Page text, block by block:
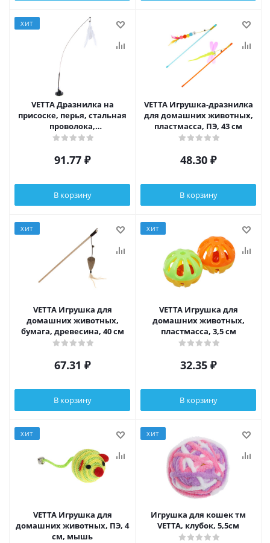
ХИТ
VETTA Дразнилка на
присоске, перья, стальная
проволока,
поливинилхлорид, 88 см
91.77 ₽
В корзину
VETTA Игрушка-дразнилка
для домашних животных,
пластмасса, ПЭ, 43 см
48.30 ₽
В корзину
ХИТ
VETTA Игрушка для
домашних животных,
бумага, древесина, 40 см
67.31 ₽
В корзину
ХИТ
VETTA Игрушка для
домашних животных,
пластмасса, 3,5 см
32.35 ₽
В корзину
ХИТ
VETTA Игрушка для
домашних животных, ПЭ, 4
см, мышь
ХИТ
Игрушка для кошек тм
VETTA, клубок, 5,5см